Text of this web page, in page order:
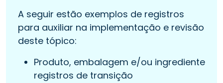
A seguir estão exemplos de registros
para auxiliar na implementação e revisão
deste tópico:
Produto, embalagem e/ou ingrediente
registros de transição